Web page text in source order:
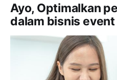
Ayo, Optimalkan
dalam bisnis